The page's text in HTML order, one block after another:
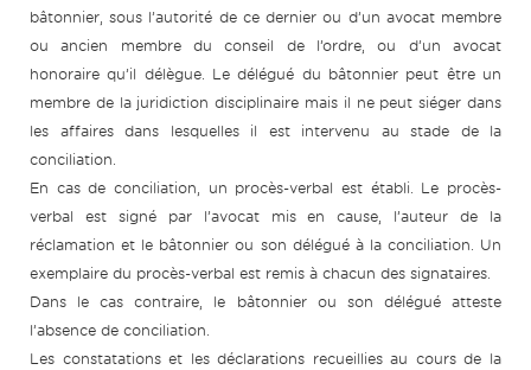
bâtonnier, sous l’autorité de ce dernier ou d’un avocat membre
ou ancien membre du conseil de l’ordre, ou d’un avocat
honoraire qu’il délègue. Le délégué du bâtonnier peut être un
membre de la juridiction disciplinaire mais il ne peut siéger dans
les affaires dans lesquelles il est intervenu au stade de la
conciliation.
En cas de conciliation, un procès-verbal est établi. Le procès-
verbal est signé par l’avocat mis en cause, l’auteur de la
réclamation et le bâtonnier ou son délégué à la conciliation. Un
exemplaire du procès-verbal est remis à chacun des signataires.
Dans le cas contraire, le bâtonnier ou son délégué atteste
l’absence de conciliation.
Les constatations et les déclarations recueillies au cours de la